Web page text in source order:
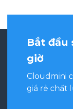
Bắt đầu
giờ
Cloudmini
giá rẻ chất